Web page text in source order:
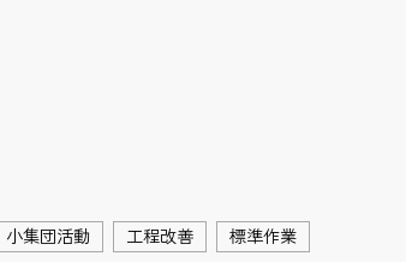
小集団活動 工程改善 標準作業